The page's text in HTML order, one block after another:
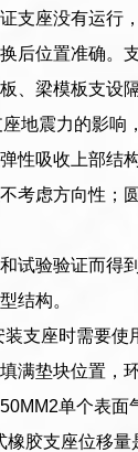
支座没有运行
后位置准确。
梁模板支设
地震力的影响
性吸收上部结
虑方向性；
试验验证而得
结构。
支座时需要使
满垫块位置，
单个表
胶支座位移